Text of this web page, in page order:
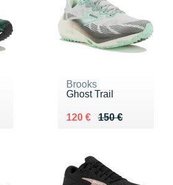
Brooks
Ghost Trail
150 €
Au lieu de 150 €
120 €
Vendu 120 €